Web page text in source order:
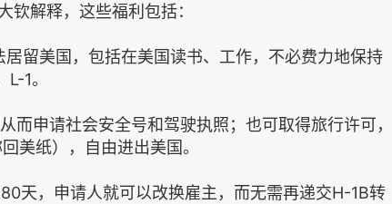
钦解释，这些福利包括：
留美国，包括在美国读书、工作，不必费力地保持
1。
而申请社会安全号和驾驶执照；也可取得旅行许可，
美纸），自由进出美国。
天，申请人就可以改换雇主，而无需再递交H-1B转